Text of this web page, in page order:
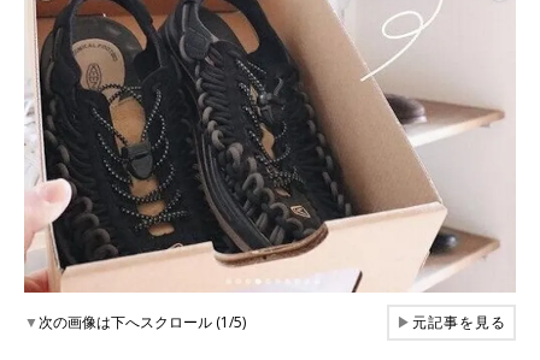
▼次の画像は下へスクロール (1/5) ▶元記事を見る